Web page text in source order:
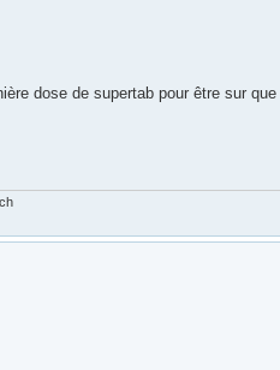
dose de supertab pour être sur